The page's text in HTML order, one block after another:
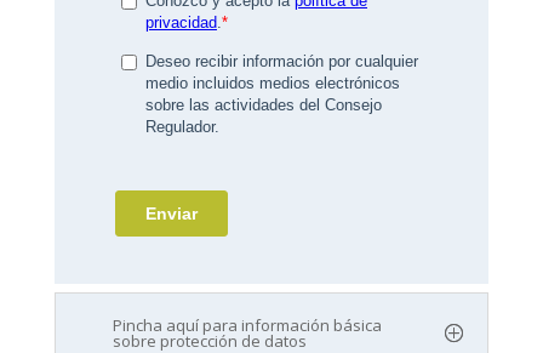
Pincha aquí para información básica
sobre protección de datos